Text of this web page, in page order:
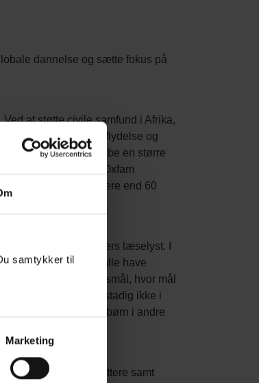
samtykker til
Marketing
dannelse og sætte fokus på
at støtte civile samfund i Afrika,
til uddannelse, indflydelse og
på ulige vilkår og skabe en større
handlemuligheder. Oxfam
Vi arbejder i mere end 60
til danske elevers læselyst. I
alle børn i 2015 skulle have
med de 17 verdensmål, hvor mål
61 millioner børn stadig ikke i
og jævnaldrende børn i andre
børnebogsforfattere samt